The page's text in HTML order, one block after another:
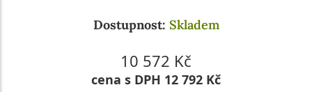
Dostupnost: Skladem
10 572 Kč
cena s DPH 12 792 Kč